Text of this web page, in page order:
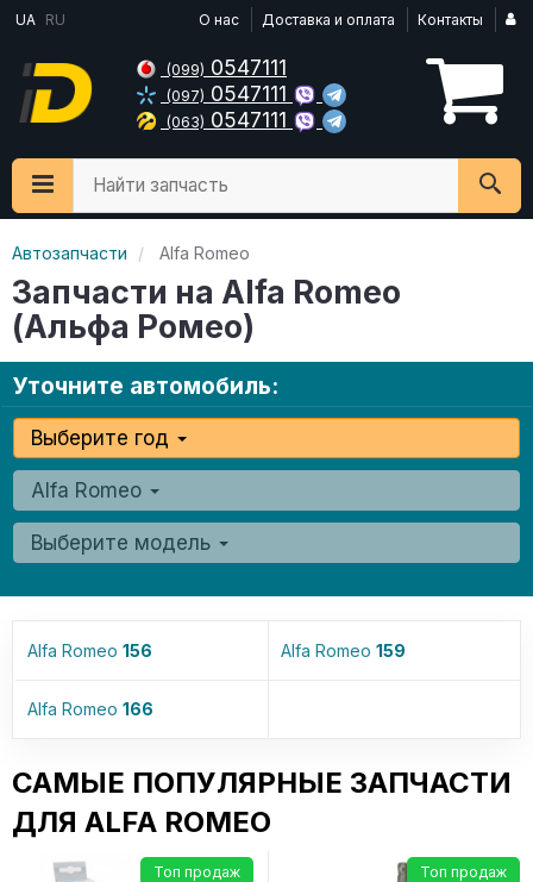
UA RU О нас Доставка и оплата Контакты
(099) 0547111
(097) 0547111
(063) 0547111
Найти запчасть
Автозапчасти Alfa Romeo
Запчасти на Alfa Romeo
(Альфа Ромео)
Уточните автомобиль:
Выберите год
Alfa Romeo
Выберите модель
Alfa Romeo 156 Alfa Romeo 159
Alfa Romeo 166
САМЫЕ ПОПУЛЯРНЫЕ ЗАПЧАСТИ
ДЛЯ ALFA ROMEO
Топ продаж Топ продаж